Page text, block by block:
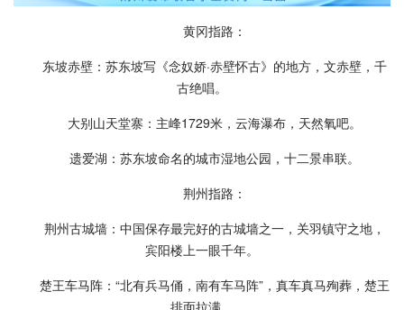
黄冈指路：
东坡赤壁：苏东坡写《念奴娇·赤壁怀古》的地方，文赤壁，千
古绝唱。
大别山天堂寨：主峰1729米，云海瀑布，天然氧吧。
遗爱湖：苏东坡命名的城市湿地公园，十二景串联。
荆州指路：
荆州古城墙：中国保存最完好的古城墙之一，关羽镇守之地，
宾阳楼上一眼千年。
楚王车马阵：“北有兵马俑，南有车马阵”，真车真马殉葬，楚王
排面拉满。